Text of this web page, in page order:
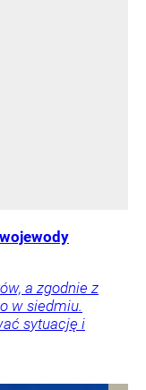
a zgodnie z
w siedmiu.
sytuację i